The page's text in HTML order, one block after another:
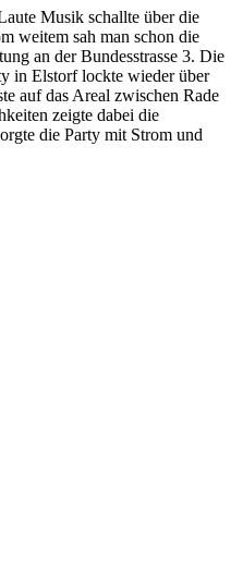
Musik schallte über die
weitem sah man schon die
an der Bundesstrasse 3. Die
in Elstorf lockte wieder über
auf das Areal zwischen Rade
zeigte dabei die
die Party mit Strom und